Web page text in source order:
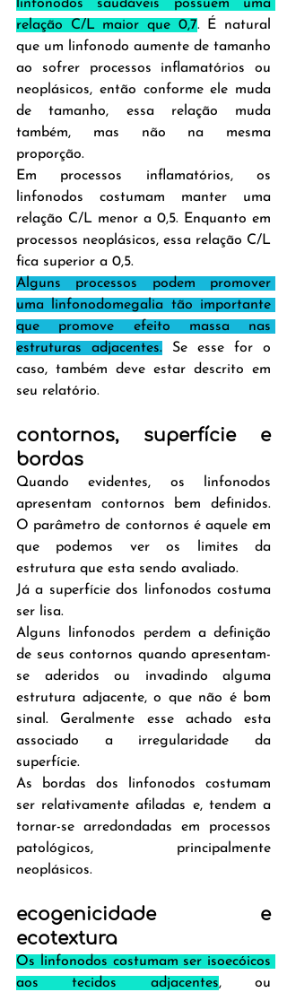
linfonodos saudáveis possuem uma
relação C/L maior que 0,7. É natural
que um linfonodo aumente de tamanho
ao sofrer processos inflamatórios ou
neoplásicos, então conforme ele muda
de tamanho, essa relação muda
também, mas não na mesma
proporção.
Em processos inflamatórios, os
linfonodos costumam manter uma
relação C/L menor a 0,5. Enquanto em
processos neoplásicos, essa relação C/L
fica superior a 0,5.
Alguns processos podem promover
uma linfonodomegalia tão importante
que promove efeito massa nas
estruturas adjacentes. Se esse for o
caso, também deve estar descrito em
seu relatório.
contornos, superfície e
bordas
Quando evidentes, os linfonodos
apresentam contornos bem definidos.
O parâmetro de contornos é aquele em
que podemos ver os limites da
estrutura que esta sendo avaliado.
Já a superfície dos linfonodos costuma
ser lisa.
Alguns linfonodos perdem a definição
de seus contornos quando apresentam-
se aderidos ou invadindo alguma
estrutura adjacente, o que não é bom
sinal. Geralmente esse achado esta
associado a irregularidade da
superfície.
As bordas dos linfonodos costumam
ser relativamente afiladas e, tendem a
tornar-se arredondadas em processos
patológicos, principalmente
neoplásicos.
ecogenicidade e
ecotextura
Os linfonodos costumam ser isoecóicos
aos tecidos adjacentes, ou